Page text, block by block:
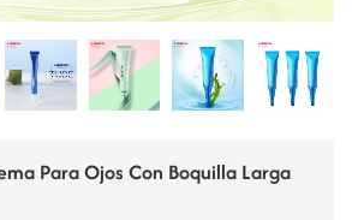
Para Ojos Con Boquilla Larga